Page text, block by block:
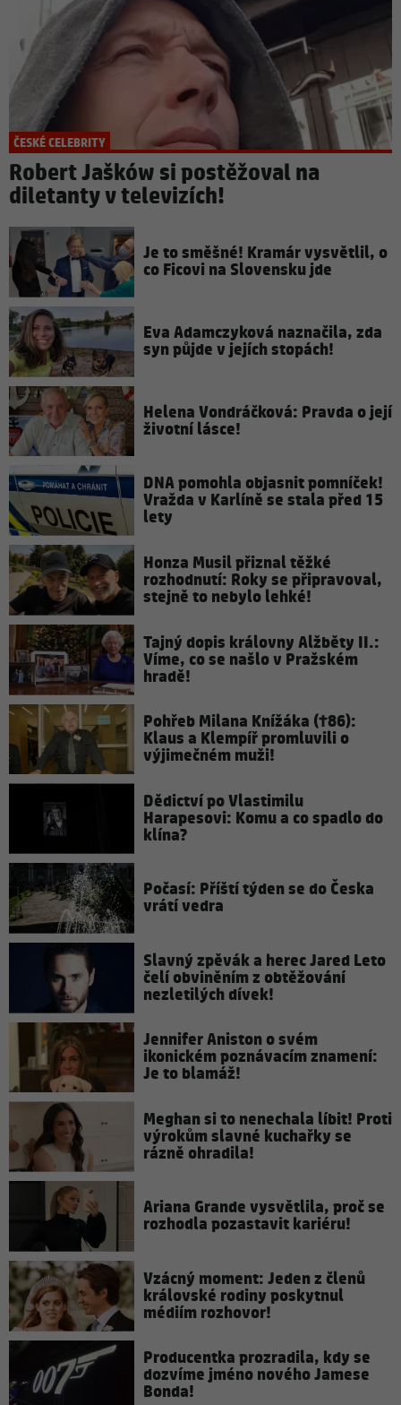
ČESKÉ CELEBRITY
Robert Jašków si postěžoval na
diletanty v televizích!
Je to směšné! Kramár vysvětlil, o
co Ficovi na Slovensku jde
Eva Adamczyková naznačila, zda
syn půjde v jejích stopách!
Helena Vondráčková: Pravda o její
životní lásce!
DNA pomohla objasnit pomníček!
Vražda v Karlíně se stala před 15
lety
Honza Musil přiznal těžké
rozhodnutí: Roky se připravoval,
stejně to nebylo lehké!
Tajný dopis královny Alžběty II.:
Víme, co se našlo v Pražském
hradě!
Pohřeb Milana Knížáka (†86):
Klaus a Klempíř promluvili o
výjimečném muži!
Dědictví po Vlastimilu
Harapesovi: Komu a co spadlo do
klína?
Počasí: Příští týden se do Česka
vrátí vedra
Slavný zpěvák a herec Jared Leto
čelí obviněním z obtěžování
nezletilých dívek!
Jennifer Aniston o svém
ikonickém poznávacím znamení:
Je to blamáž!
Meghan si to nenechala líbit! Proti
výrokům slavné kuchařky se
rázně ohradila!
Ariana Grande vysvětlila, proč se
rozhodla pozastavit kariéru!
Vzácný moment: Jeden z členů
královské rodiny poskytnul
médiím rozhovor!
Producentka prozradila, kdy se
dozvíme jméno nového Jamese
Bonda!